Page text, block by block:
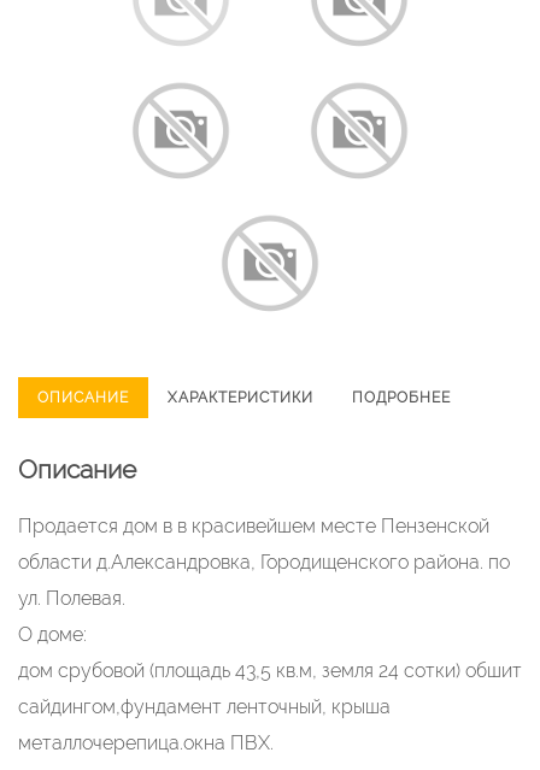
ОПИСАНИЕ ХАРАКТЕРИСТИКИ ПОДРОБНЕЕ
Описание
Продается дом в в красивейшем месте Пензенской
области д.Александровка, Городищенского района. по
ул. Полевая.
О доме:
дом срубовой (площадь 43,5 кв.м, земля 24 сотки) обшит
сайдингом,фундамент ленточный, крыша
металлочерепица.окна ПВХ.